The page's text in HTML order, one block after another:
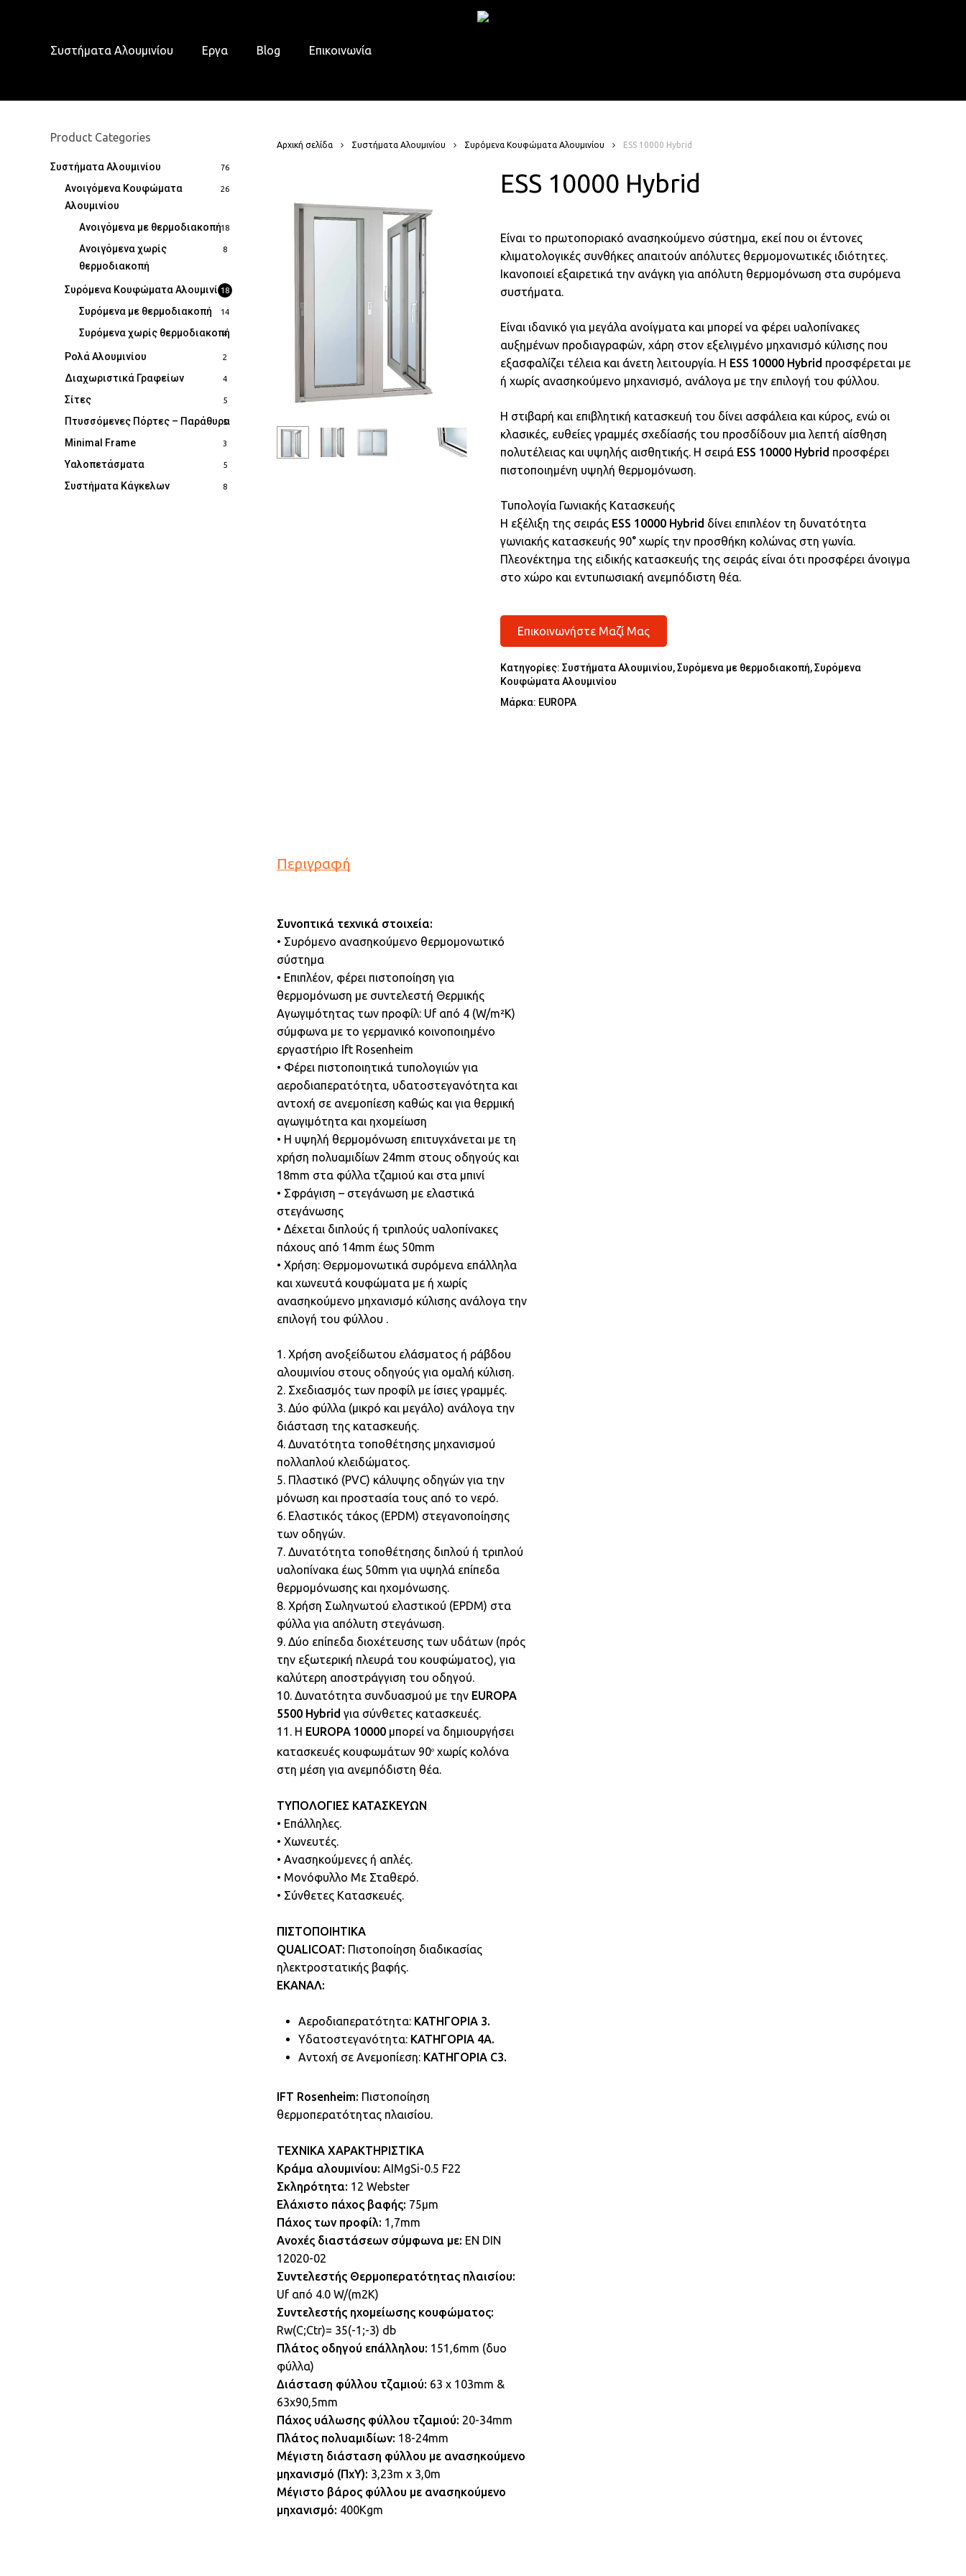
Συστήματα Αλουμινίου Εργα Blog Επικοινωνία
Product Categories
Συστήματα Αλουμινίου 76
Ανοιγόμενα Κουφώματα
Αλουμινίου
26
Ανοιγόμενα με θερμοδιακοπή18
Ανοιγόμενα χωρίς
θερμοδιακοπή
8
Συρόμενα Κουφώματα Αλουμινίου
18
Συρόμενα με θερμοδιακοπή 14
Συρόμενα χωρίς θερμοδιακοπή
4
Ρολά Αλουμινίου 2
Διαχωριστικά Γραφείων 4
Σίτες 5
Πτυσσόμενες Πόρτες – Παράθυρα
5
Minimal Frame 3
Υαλοπετάσματα 5
Συστήματα Κάγκελων 8
Αρχική σελίδα Συστήματα Αλουμινίου Συρόμενα Κουφώματα Αλουμινίου ESS 10000 Hybrid
ESS 10000 Hybrid
Είναι το πρωτοποριακό ανασηκούμενο σύστημα, εκεί που οι έντονες
κλιματολογικές συνθήκες απαιτούν απόλυτες θερμομονωτικές ιδιότητες.
Ικανοποιεί εξαιρετικά την ανάγκη για απόλυτη θερμομόνωση στα συρόμενα
συστήματα.
Eίναι ιδανικό για μεγάλα ανοίγματα και μπορεί να φέρει υαλοπίνακες
αυξημένων προδιαγραφών, χάρη στον εξελιγμένο μηχανισμό κύλισης που
εξασφαλίζει τέλεια και άνετη λειτουργία. Η ESS 10000 Hybrid προσφέρεται με
ή χωρίς ανασηκούμενο μηχανισμό, ανάλογα με την επιλογή του φύλλου.
Η στιβαρή και επιβλητική κατασκευή του δίνει ασφάλεια και κύρος, ενώ οι
κλασικές, ευθείες γραμμές σχεδίασής του προσδίδουν μια λεπτή αίσθηση
πολυτέλειας και υψηλής αισθητικής. Η σειρά ESS 10000 Hybrid προσφέρει
πιστοποιημένη υψηλή θερμομόνωση.
Τυπολογία Γωνιακής Κατασκευής
Η εξέλιξη της σειράς ESS 10000 Hybrid δίνει επιπλέον τη δυνατότητα
γωνιακής κατασκευής 90° χωρίς την προσθήκη κολώνας στη γωνία.
Πλεονέκτημα της ειδικής κατασκευής της σειράς είναι ότι προσφέρει άνοιγμα
στο χώρο και εντυπωσιακή ανεμπόδιστη θέα.
Επικοινωνήστε Μαζί Μας
Κατηγορίες:Συστήματα Αλουμινίου,Συρόμενα με θερμοδιακοπή,Συρόμενα
Κουφώματα Αλουμινίου
Μάρκα: EUROPA
Περιγραφή
Συνοπτικά τεχνικά στοιχεία:
• Συρόμενο ανασηκούμενο θερμομονωτικό
σύστημα
• Επιπλέον, φέρει πιστοποίηση για
θερμομόνωση με συντελεστή Θερμικής
Αγωγιμότητας των προφίλ: Uf από 4 (W/m²K)
σύμφωνα με το γερμανικό κοινοποιημένο
εργαστήριο Ift Rosenheim
• Φέρει πιστοποιητικά τυπολογιών για
αεροδιαπερατότητα, υδατοστεγανότητα και
αντοχή σε ανεμοπίεση καθώς και για θερμική
αγωγιμότητα και ηχομείωση
• Η υψηλή θερμομόνωση επιτυγχάνεται με τη
χρήση πολυαμιδίων 24mm στους οδηγούς και
18mm στα φύλλα τζαμιού και στα μπινί
• Σφράγιση – στεγάνωση με ελαστικά
στεγάνωσης
• Δέχεται διπλούς ή τριπλούς υαλοπίνακες
πάχους από 14mm έως 50mm
• Χρήση: Θερμομονωτικά συρόμενα επάλληλα
και χωνευτά κουφώματα με ή χωρίς
ανασηκούμενο μηχανισμό κύλισης ανάλογα την
επιλογή του φύλλου .
1. Χρήση ανοξείδωτου ελάσματος ή ράβδου
αλουμινίου στους οδηγούς για ομαλή κύλιση.
2. Σχεδιασμός των προφίλ με ίσιες γραμμές.
3. Δύο φύλλα (μικρό και μεγάλο) ανάλογα την
διάσταση της κατασκευής.
4. Δυνατότητα τοποθέτησης μηχανισμού
πολλαπλού κλειδώματος.
5. Πλαστικό (PVC) κάλυψης οδηγών για την
μόνωση και προστασία τους από το νερό.
6. Ελαστικός τάκος (EPDM) στεγανοποίησης
των οδηγών.
7. Δυνατότητα τοποθέτησης διπλού ή τριπλού
υαλοπίνακα έως 50mm για υψηλά επίπεδα
θερμομόνωσης και ηχομόνωσης.
8. Χρήση Σωληνωτού ελαστικού (EPDM) στα
φύλλα για απόλυτη στεγάνωση.
9. Δύο επίπεδα διοχέτευσης των υδάτων (πρός
την εξωτερική πλευρά του κουφώματος), για
καλύτερη αποστράγγιση του οδηγού.
10. Δυνατότητα συνδυασμού με την EUROPA
5500 Hybrid για σύνθετες κατασκευές.
11. Η EUROPA 10000μπορεί να δημιουργήσει
κατασκευές κουφωμάτων 90οχωρίς κολόνα
στη μέση για ανεμπόδιστη θέα.
ΤΥΠΟΛΟΓΙΕΣ ΚΑΤΑΣΚΕΥΩΝ
• Επάλληλες.
• Χωνευτές.
• Ανασηκούμενες ή απλές.
• Μονόφυλλο Με Σταθερό.
• Σύνθετες Κατασκευές.
ΠΙΣΤΟΠΟΙΗΤΙΚΑ
QUALICOAT: Πιστοποίηση διαδικασίας
ηλεκτροστατικής βαφής.
ΕΚΑΝΑΛ:
Αεροδιαπερατότητα: ΚΑΤΗΓΟΡΙΑ 3.
Υδατοστεγανότητα: ΚΑΤΗΓΟΡΙΑ 4Α.
Αντοχή σε Ανεμοπίεση: ΚΑΤΗΓΟΡΙΑ C3.
IFT Rosenheim: Πιστοποίηση
θερμοπερατότητας πλαισίου.
ΤΕΧΝΙΚΑ ΧΑΡΑΚΤΗΡΙΣΤΙΚΑ
Κράμα αλουμινίου: AIMgSi-0.5 F22
Σκληρότητα: 12 Webster
Ελάχιστο πάχος βαφής: 75μm
Πάχος των προφίλ: 1,7mm
Ανοχές διαστάσεων σύμφωνα με: EN DIN
12020-02
Συντελεστής Θερμοπερατότητας πλαισίου:
Uf από 4.0 W/(m2K)
Συντελεστής ηχομείωσης κουφώματος:
Rw(C;Ctr)= 35(-1;-3) db
Πλάτος οδηγού επάλληλου: 151,6mm (δυο
φύλλα)
Διάσταση φύλλου τζαμιού: 63 χ 103mm &
63χ90,5mm
Πάχος υάλωσης φύλλου τζαμιού: 20-34mm
Πλάτος πολυαμιδίων: 18-24mm
Μέγιστη διάσταση φύλλου με ανασηκούμενο
μηχανισμό (ΠxΥ): 3,23m χ 3,0m
Μέγιστο βάρος φύλλου με ανασηκούμενο
μηχανισμό: 400Kgm